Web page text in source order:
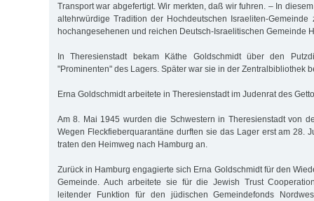
Transport war abgefertigt. Wir merkten, daß wir fuhren. – In
altehrwürdige Tradition der Hochdeutschen Israeliten-
hochangesehenen und reichen Deutsch-Israelitischen Gemeinde
In Theresienstadt bekam Käthe Goldschmidt über den
"Prominenten" des Lagers. Später war sie in der Zentralbibliothek
Erna Goldschmidt arbeitete in Theresienstadt im Judenrat des
Am 8. Mai 1945 wurden die Schwestern in Theresienstadt von
Wegen Fleckfieberquarantäne durften sie das Lager erst am 28.
traten den Heimweg nach Hamburg an.
Zurück in Hamburg engagierte sich Erna Goldschmidt für den
Gemeinde. Auch arbeitete sie für die Jewish Trust
leitender Funktion für den jüdischen Gemeindefonds